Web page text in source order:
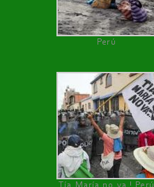
Perú